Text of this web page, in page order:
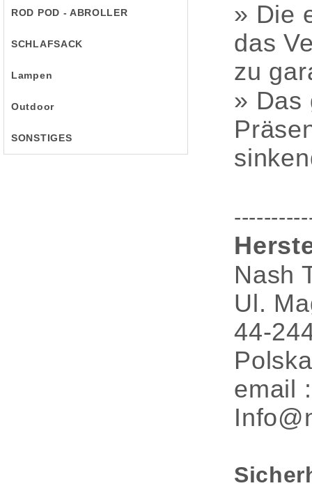
ROD POD - ABROLLER
SCHLAFSACK
Lampen
Outdoor
SONSTIGES
» Die
das
zu
» Das
Nash
Ul.
44-
Polska
email